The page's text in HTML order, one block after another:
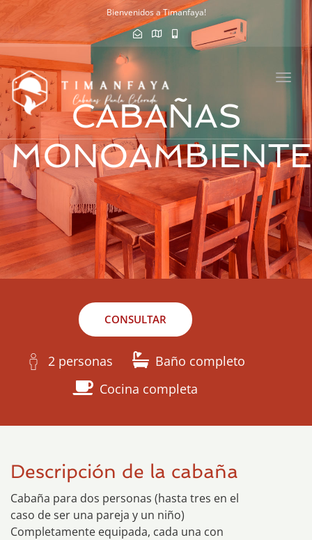
Bienvenidos a Timanfaya!
CABAÑAS
MONOAMBIENTE
CONSULTAR
2 personas
Baño completo
Cocina completa
Descripción de la cabaña
Cabaña para dos personas (hasta tres en el
caso de ser una pareja y un niño)
Completamente equipada, cada una con